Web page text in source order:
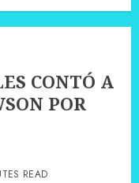
CONTÓ A
POR
READ